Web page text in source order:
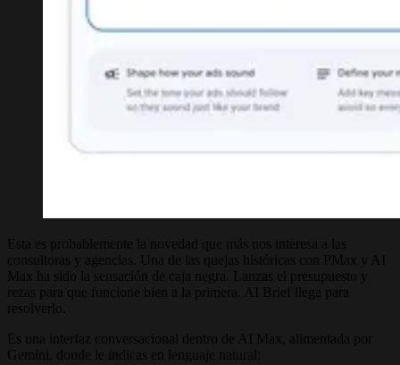
Esta es probablemente la novedad que más nos interesa a las
consultoras y agencias. Una de las quejas históricas con PMax y AI
Max ha sido la sensación de caja negra. Lanzas el presupuesto y
rezas para que funcione bien a la primera. AI Brief llega para
resolverlo.
Es una interfaz conversacional dentro de AI Max, alimentada por
Gemini, donde le indicas en lenguaje natural: